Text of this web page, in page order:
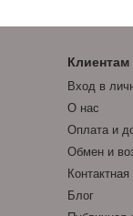
Клиентам
Вход в
О нас
Оплата и
Обмен и
Блог